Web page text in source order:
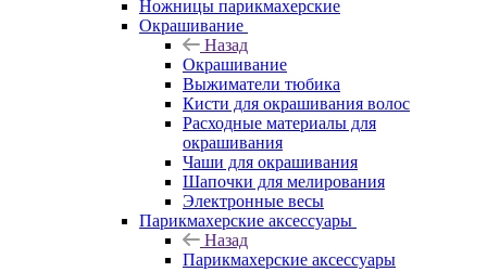
Ножницы парикмахерские
Окрашивание
Назад
Окрашивание
Выжиматели тюбика
Кисти для окрашивания волос
Расходные материалы для
окрашивания
Чаши для окрашивания
Шапочки для мелирования
Электронные весы
Парикмахерские аксессуары
Назад
Парикмахерские аксессуары